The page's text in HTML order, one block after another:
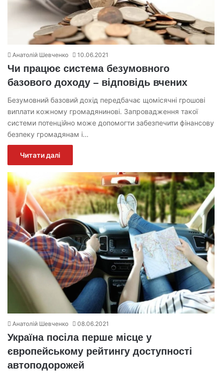
Анатолій Шевченко 10.06.2021
Чи працює система безумовного
базового доходу – відповідь вчених
Безумовний базовий дохід передбачає щомісячні грошові
виплати кожному громадянинові. Запровадження такої
системи потенційно може допомогти забезпечити фінансову
безпеку громадянам і…
Читати далі
Анатолій Шевченко 08.06.2021
Україна посіла перше місце у
європейському рейтингу доступності
автоподорожей